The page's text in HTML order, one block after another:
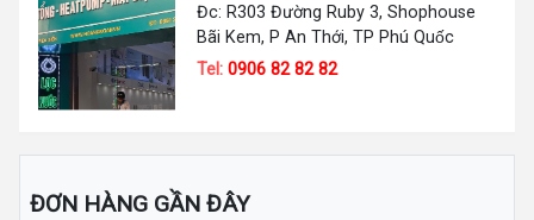
Đc: R303 Đường Ruby 3, Shophouse
Bãi Kem, P An Thới, TP Phú Quốc
Tel:0906 82 82 82
ĐƠN HÀNG GẦN ĐÂY